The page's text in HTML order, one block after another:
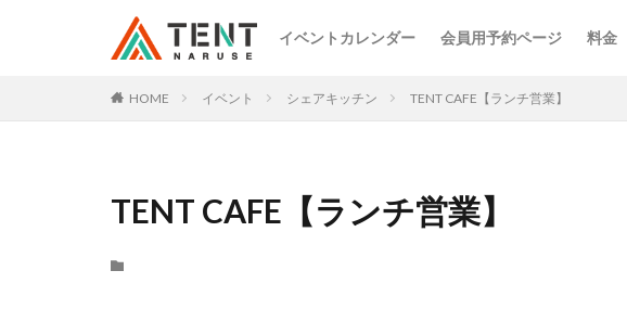
イベントカレンダー 会員用予約ページ 料金
HOME イベント シェアキッチン TENT CAFE【ランチ営業】
TENT CAFE【ランチ営業】